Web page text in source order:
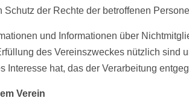
Schutz der Rechte der betroffenen
und Informationen über
des Vereinszweckes nützlich sind
Interesse hat, das der Verarbeitung
Verein